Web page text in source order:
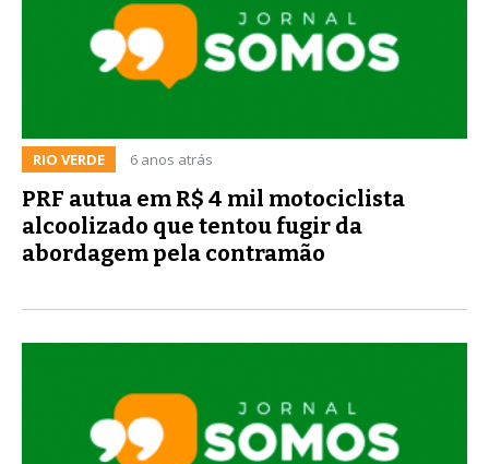
RIO VERDE 6 anos atrás
PRF autua em R$ 4 mil motociclista
alcoolizado que tentou fugir da
abordagem pela contramão